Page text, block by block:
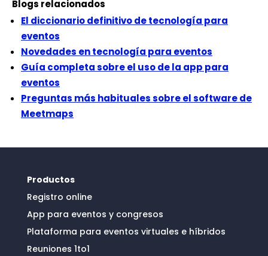
Blogs relacionados
El diccionario definitivo de tecnología para
eventos
Novedades en tecnología para eventos
Guía completa sobre el uso de la app para
eventos
Preguntas más habituales sobre el software de
Meetmaps
Productos
Registro online
App para eventos y congresos
Plataforma para eventos virtuales e híbridos
Reuniones 1to1